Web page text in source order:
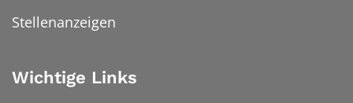
Stellenanzeigen
Wichtige Links